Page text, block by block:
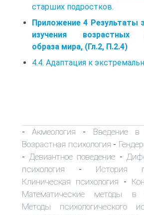
старших подростков.
Приложение 4 Результаты
изучения возрастных
образа мира, (Гл.2, П.2.4)
4.4. Адаптация к
-Акмеология - Введение
Возрастная психология -
- Девиантное поведение -
психология - История
Клиническая психология -
Математические методы в
Методы психологического